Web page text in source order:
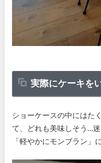
実際にケーキを
ショーケースの中にはた
て、どれも美味しそう…
「軽やかにモンブラン」